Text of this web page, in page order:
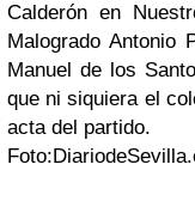
Calderón en
Malogrado Antonio
Manuel de los
que ni siquiera el
acta del partido.